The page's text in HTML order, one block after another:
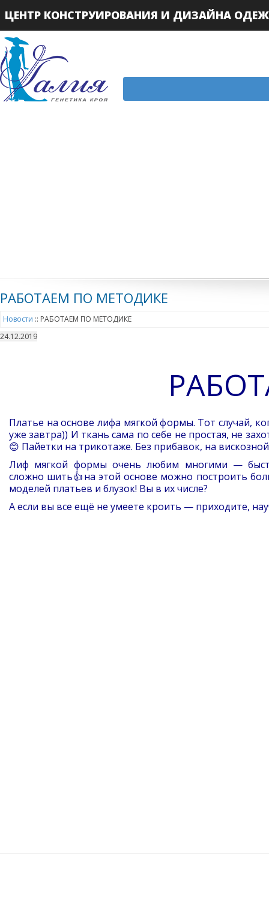
ЦЕНТР КОНСТРУИРОВАНИЯ И ДИЗАЙНА
РАБОТАЕМ ПО МЕТОДИКЕ
Новости :: РАБОТАЕМ ПО МЕТОДИКЕ
24.12.2019
Платье на основе лифа мягкой формы. Тот случай,
уже завтра)) И ткань сама по себе не простая, не
😊 Пайетки на трикотаже. Без прибавок, на
Лиф мягкой формы очень любим многими —
сложно шить👍на этой основе можно построить
моделей платьев и блузок! Вы в их числе?
А если вы все ещё не умеете кроить — приходите,